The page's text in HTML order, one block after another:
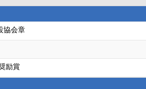
協会章
励賞